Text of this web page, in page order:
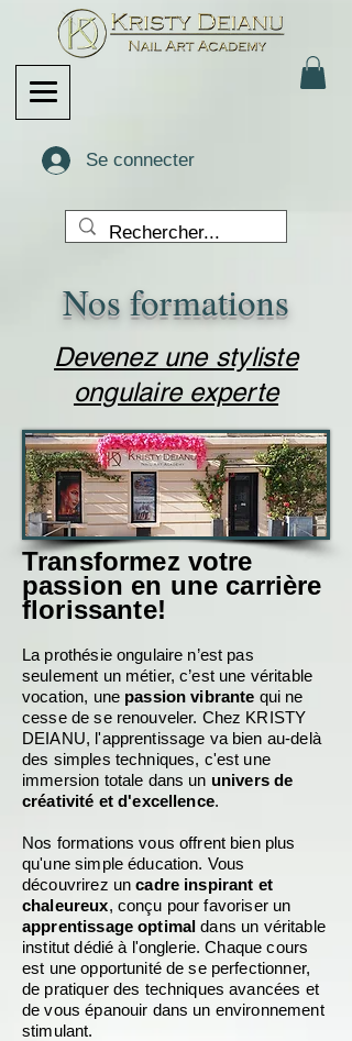
Se connecter
Nos formations
Devenez une styliste
ongulaire experte
Transformez votre
passion en une carrière
florissante!
La prothésie ongulaire n’est pas
seulement un métier, c’est une véritable
vocation, une passion vibrante qui ne
cesse de se renouveler. Chez KRISTY
DEIANU, l'apprentissage va bien au-delà
des simples techniques, c'est une
immersion totale dans un univers de
créativité et d'excellence.
Nos formations vous offrent bien plus
qu'une simple éducation. Vous
découvrirez uncadre inspirant et
chaleureux, conçu pour favoriser un
apprentissage optimal dans un véritable
institut dédié à l'onglerie. Chaque cours
est une opportunité de se perfectionner,
de pratiquer des techniques avancées et
de vous épanouir dans un environnement
stimulant.